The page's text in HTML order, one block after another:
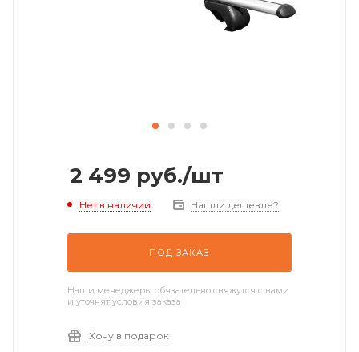
2 499 руб./шт
Нет в наличии Нашли дешевле?
ПОД ЗАКАЗ
Наши менеджеры обязательно свяжутся с вами
и уточнят условия заказа
Хочу в подарок